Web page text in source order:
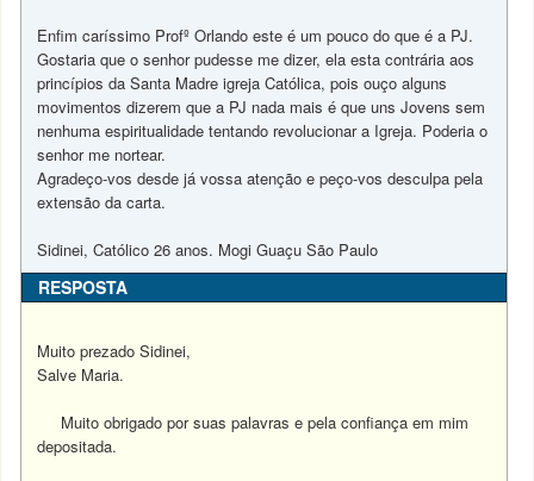
Enfim caríssimo Profº Orlando este é um pouco do que é a PJ.
Gostaria que o senhor pudesse me dizer, ela esta contrária aos
princípios da Santa Madre igreja Católica, pois ouço alguns
movimentos dizerem que a PJ nada mais é que uns Jovens sem
nenhuma espiritualidade tentando revolucionar a Igreja. Poderia o
senhor me nortear.
Agradeço-vos desde já vossa atenção e peço-vos desculpa pela
extensão da carta.
Sidinei, Católico 26 anos. Mogi Guaçu São Paulo
RESPOSTA
Muito prezado Sidinei,
Salve Maria.
Muito obrigado por suas palavras e pela confiança em mim
depositada.